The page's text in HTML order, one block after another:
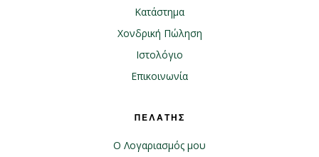
Κατάστημα
Χονδρική Πώληση
Ιστολόγιο
Επικοινωνία
ΠΕΛΑΤΗΣ
Ο Λογαριασμός μου